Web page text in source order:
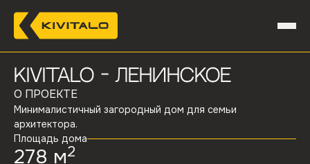
Kivitalo -Ленинское
О ПРОЕКТЕ
Минималистичный загородный дом для семьи
архитектора.
Площадь дома
278 м2